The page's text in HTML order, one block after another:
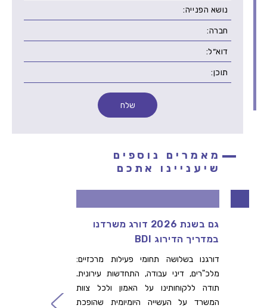
מאמרים נוספים
שיעניינו אתכם
גם בשנת 2026 דורג משרדנו
במדריך הדירוג BDI
דורגנו בשלושה תחומי פעילות מרכזיים:
מלכ"רים, דיני עבודה, התחדשות עירונית.
תודה ללקוחותינו על האמון ולכל צוות
המשרד על העשייה היומיומית שהופכת